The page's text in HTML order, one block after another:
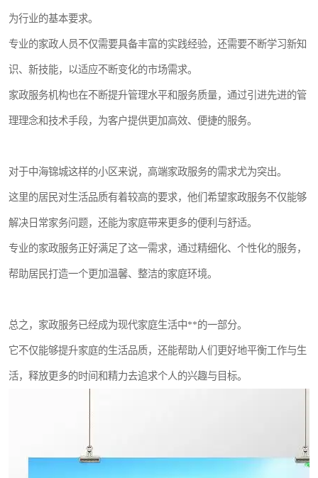
为行业的基本要求。
专业的家政人员不仅需要具备丰富的实践经验，还需要不断学习新知
识、新技能，以适应不断变化的市场需求。
家政服务机构也在不断提升管理水平和服务质量，通过引进先进的管
理理念和技术手段，为客户提供更加高效、便捷的服务。
对于中海锦城这样的小区来说，高端家政服务的需求尤为突出。
这里的居民对生活品质有着较高的要求，他们希望家政服务不仅能够
解决日常家务问题，还能为家庭带来更多的便利与舒适。
专业的家政服务正好满足了这一需求，通过精细化、个性化的服务，
帮助居民打造一个更加温馨、整洁的家庭环境。
总之，家政服务已经成为现代家庭生活中**的一部分。
它不仅能够提升家庭的生活品质，还能帮助人们更好地平衡工作与生
活，释放更多的时间和精力去追求个人的兴趣与目标。